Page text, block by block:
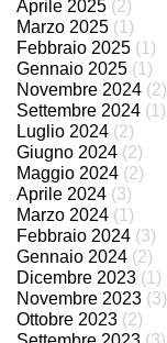
Aprile 2025 (2)
Marzo 2025 (1)
Febbraio 2025 (1)
Gennaio 2025 (1)
Novembre 2024 (2)
Settembre 2024 (1)
Luglio 2024 (2)
Giugno 2024 (2)
Maggio 2024 (2)
Aprile 2024 (3)
Marzo 2024 (1)
Febbraio 2024 (3)
Gennaio 2024 (2)
Dicembre 2023 (1)
Novembre 2023 (3)
Ottobre 2023 (2)